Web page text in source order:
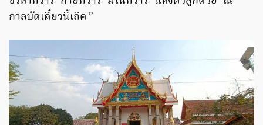
กาลบัดเดี๋ยวนี้เถิด”